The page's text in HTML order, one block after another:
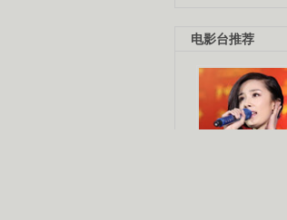
电影台推荐